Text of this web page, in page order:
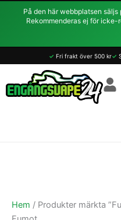
På den här webbplatsen
Rekommenderas ej för
Hoppa
✓ Fri frakt över 500 kr✓
Hem / Produkter märkta